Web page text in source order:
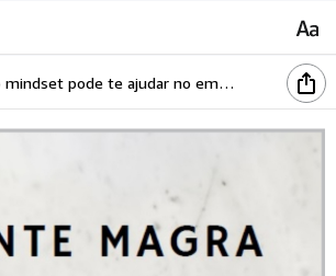
Mente Magra: Como o mindset pode te ajudar no emagrecimento